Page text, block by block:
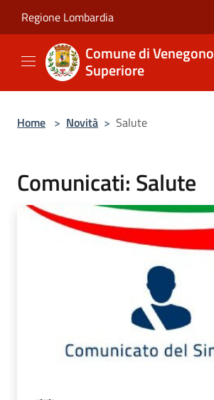
Regione Lombardia
Comune di Venegono
Superiore
Home > Novità > Salute
Comunicati: Salute